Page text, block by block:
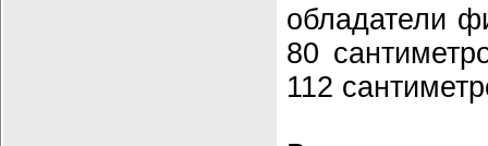
обладатели
80
112